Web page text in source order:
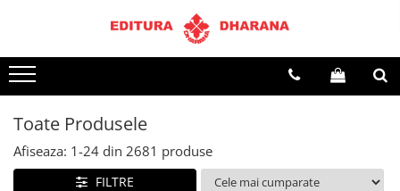
Terapii
Dietoterapie
Toate Produsele
Afiseaza: 1-24 din 2681 produse
FILTRE